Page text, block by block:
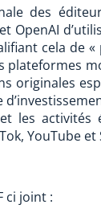
des
OpenAI
cela de
plateformes
originales
et les
YouTube et
ci joint :